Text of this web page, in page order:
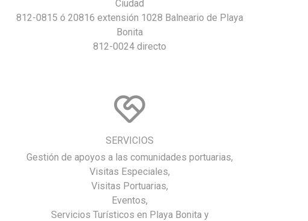
Ciudad
812-0815 ó 20816 extensión 1028 Balneario de Playa
Bonita
812-0024 directo
SERVICIOS
Gestión de apoyos a las comunidades portuarias,
Visitas Especiales,
Visitas Portuarias,
Eventos,
Servicios Turísticos en Playa Bonita y